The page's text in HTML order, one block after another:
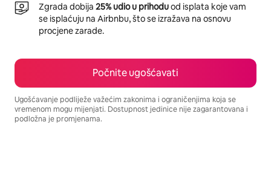
Zgrada dobija 25% udio u prihoduod isplata koje vam
se isplaćuju na Airbnbu, što se izražava na osnovu
procjene zarade.
Počnite ugošćavati
Ugošćavanje podliježe važećim zakonima i ograničenjima koja se
vremenom mogu mijenjati. Dostupnost jedinice nije zagarantovana i
podložna je promjenama.